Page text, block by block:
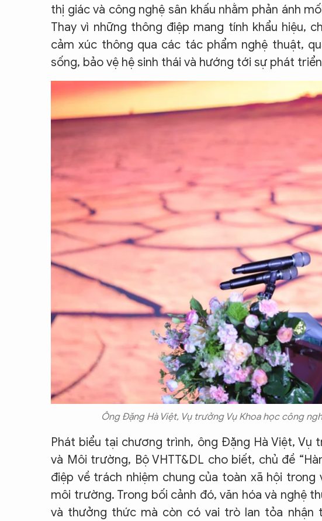
thị giác và công nghệ sân khấu nhằm phản ánh
Thay vì những thông điệp mang tính khẩu hiệu,
cảm xúc thông qua các tác phẩm nghệ thuật,
sống, bảo vệ hệ sinh thái và hướng tới sự phát
Ông Đặng Hà Việt, Vụ trưởng Vụ Khoa học công
Phát biểu tại chương trình, ông Đặng Hà Việt,
và Môi trường, Bộ VHTT&DL cho biết, chủ đề
điệp về trách nhiệm chung của toàn xã hội
môi trường. Trong bối cảnh đó, văn hóa và nghệ
và thưởng thức mà còn có vai trò lan tỏa nhận